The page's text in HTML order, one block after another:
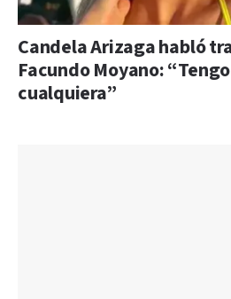
Candela Arizaga habló
Facundo Moyano:
cualquiera”